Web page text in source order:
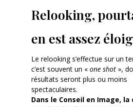
Relooking,
en est assez
Le relooking s’effectue sur un
c’est souvent un «one shot »,
résultats seront plus ou moins
spectaculaires.
Dans le Conseil en Image, la